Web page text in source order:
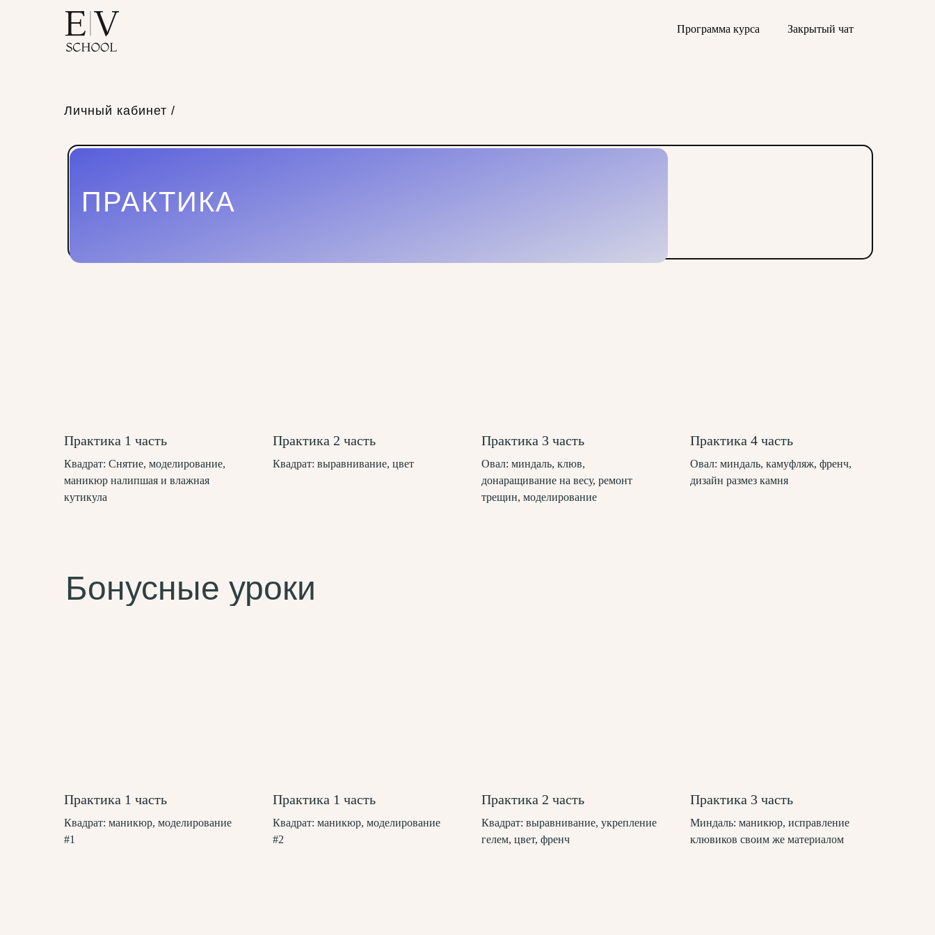
Программа курса Закрытый чат
Личный кабинет /
ПРАКТИКА
Практика 1 часть
Квадрат: Снятие, моделирование,
маникюр налипшая и влажная
кутикула
Практика 2 часть
Квадрат: выравнивание, цвет
Практика 3 часть
Овал: миндаль, клюв,
донаращивание на весу, ремонт
трещин, моделирование
Практика 4 часть
Овал: миндаль, камуфляж, френч,
дизайн размез камня
Бонусные уроки
Практика 1 часть
Квадрат: маникюр, моделирование
#1
Практика 1 часть
Квадрат: маникюр, моделирование
#2
Практика 2 часть
Квадрат: выравнивание, укрепление
гелем, цвет, френч
Практика 3 часть
Миндаль: маникюр, исправление
клювиков своим же материалом